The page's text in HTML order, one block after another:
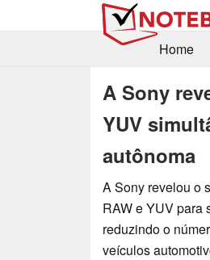
Home
A Sony
YUV
autônoma
A Sony revelou o
RAW e YUV para
reduzindo o
veículos